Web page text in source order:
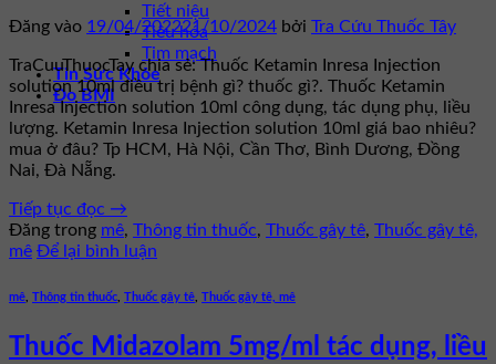
Tiết niệu
Tiêu hóa
Tim mạch
Tin Sức Khỏe
Đo BMI
Đăng vào 19/04/202221/10/2024 bởi Tra Cứu Thuốc Tây
TraCuuThuocTay chia sẻ: Thuốc Ketamin Inresa Injection
solution 10ml điều trị bệnh gì? thuốc gì?. Thuốc Ketamin
Inresa Injection solution 10ml công dụng, tác dụng phụ, liều
lượng. Ketamin Inresa Injection solution 10ml giá bao nhiêu?
mua ở đâu? Tp HCM, Hà Nội, Cần Thơ, Bình Dương, Đồng
Nai, Đà Nẵng.
Tiếp tục đọc →
Đăng trong mê, Thông tin thuốc, Thuốc gây tê, Thuốc gây tê,
mê Để lại bình luận
mê Thông tin thuốc Thuốc gây tê Thuốc gây tê, mê
Thuốc Midazolam 5mg/ml tác dụng, liều